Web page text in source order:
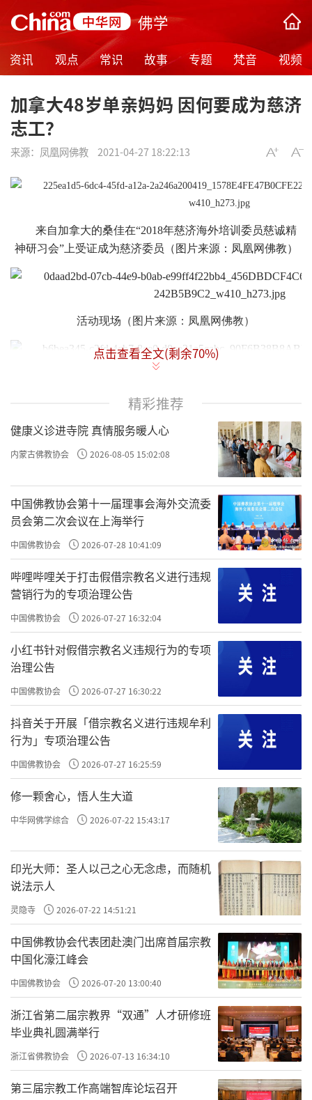
佛学
资讯 观点 常识 故事 专题 梵音 视频
加拿大48岁单亲妈妈 因何要成为慈济
志工？
来源： 凤凰网佛教 2021-04-27 18:22:13
来自加拿大的桑佳在“2018年慈济海外培训委员慈诚精
神研习会”上受证成为慈济委员（图片来源：凤凰网佛教）
活动现场（图片来源：凤凰网佛教）
来自加拿大的桑佳今年48岁，是一位独力扶养三名子女
的单亲妈妈。母兼父职的她，职场上将自己武装成严厉又难
以亲近的主管，抱着不想被人欺负的想法，桑佳面对同事
时，总是态度严厉、口气强硬，下班回到家后，又得对面大
两年前，共事的华裔姊妹淘用手机播放证严上人“南亚
海啸”开示影片给桑佳看，邀她一同到当地医院当志工。做
慈济志工的经历，让桑佳深受感动，她决定调整班表，每周
二、六全天休息，跟闺蜜的妈妈一起全心做慈济志工。除参
与慈济慈善活动外，桑佳还报名禅修。
接触慈济之后，桑佳开始改变，同事开始主动亲近桑
佳，上班气氛融洽，亲子关系也因分享所见所闻、关怀弱势
而改变，大儿子甚至鼓励她多多参与志工活动。这促成桑佳
来中国台湾参加“2018年慈济海外培训委员慈诚精神研习
会”，并受证慈济委员。
很多人好奇基督徒的她，怎么投入佛教团体当志工？听
不懂中文的桑佳说，做好事不应该分宗教，宗教都是劝人为
善，传达爱与和平，如同一首歌曲“we are family”，我们是
一家人。证严上人与慈济人在世界各地所做的善行义举，超
越宗教和种族，让自己找回心中那个祈求世界有爱、世界和
平的小女孩。
责任编辑：隆慈
点击查看全文(剩余70%)
精彩推荐
健康义诊进寺院 真情服务暖人心
内蒙古佛教协会 2026-08-05 15:02:08
中国佛教协会第十一届理事会海外交流委
员会第二次会议在上海举行
中国佛教协会 2026-07-28 10:41:09
哔哩哔哩关于打击假借宗教名义进行违规
营销行为的专项治理公告
中国佛教协会 2026-07-27 16:32:04
小红书针对假借宗教名义违规行为的专项
治理公告
中国佛教协会 2026-07-27 16:30:22
抖音关于开展「借宗教名义进行违规牟利
行为」专项治理公告
中国佛教协会 2026-07-27 16:25:59
修一颗舍心，悟人生大道
中华网佛学综合 2026-07-22 15:43:17
印光大师：圣人以己之心无念虑，而随机
说法示人
灵隐寺 2026-07-22 14:51:21
中国佛教协会代表团赴澳门出席首届宗教
中国化濠江峰会
中国佛教协会 2026-07-20 13:00:40
浙江省第二届宗教界“双通”人才研修班
毕业典礼圆满举行
浙江省佛教协会 2026-07-13 16:34:10
第三届宗教工作高端智库论坛召开